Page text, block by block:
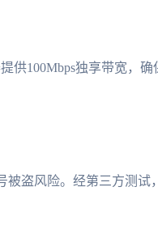
供100Mbps独享带宽，确
被盗风险。经第三方测试